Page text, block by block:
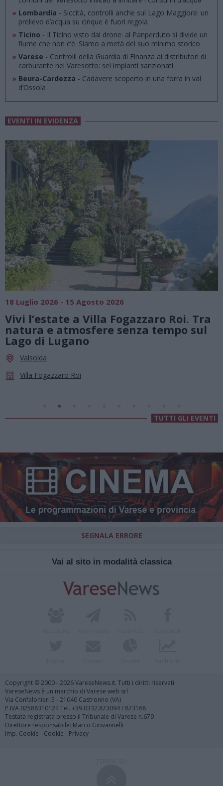
» Lombardia - Siccità, controlli anche sul Lago Maggiore: un
prelievo d’acqua su cinque è fuori regola
» Ticino - Il Ticino visto dal drone: al Panperduto si divide un
fiume che non c’è. Siamo a metà del suo minimo storico
» Varese - Controlli della Guardia di Finanza ai distributori di
carburante nel Varesotto: sei impianti sanzionati
» Beura-Cardezza - Cadavere scoperto in una forra in val
d’Ossola
EVENTI IN EVIDENZA
Summer Green Festival: fino al 23
agosto, musica e divertimento
le stelle a Cassano Magnago
TUTTI GLI EVENTI
SEGNALA ERRORE
Vai al sito in modalità classica
Copyright © 2000 - 2026 VareseNews.it. Tutti i diritti riservati
VareseNews è un marchio di Varese web srl
Via Confalonieri 5 - 21040 Castronno (VA)
P.IVA 02588310124 Tel. +39.0332.873094 / 873168
Testata registrata presso il Tribunale di Varese n.679
Direttore responsabile: Marco Giovannelli
Imp. Cookie - Cookie - Privacy